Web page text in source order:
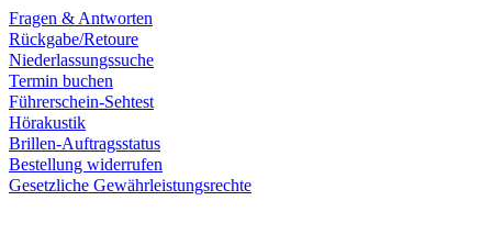
Fragen & Antworten
Rückgabe/Retoure
Niederlassungssuche
Termin buchen
Führerschein-Sehtest
Hörakustik
Brillen-Auftragsstatus
Bestellung widerrufen
Gesetzliche Gewährleistungsrechte